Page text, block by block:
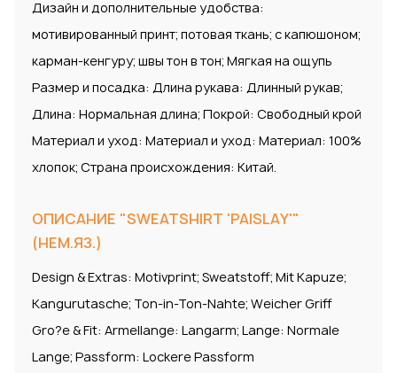
Дизайн и дополнительные удобства:
мотивированный принт; потовая ткань; с капюшоном;
карман-кенгуру; швы тон в тон; Мягкая на ощупь
Размер и посадка: Длина рукава: Длинный рукав;
Длина: Нормальная длина; Покрой: Свободный крой
Материал и уход: Материал и уход: Материал: 100%
хлопок; Страна происхождения: Китай.
ОПИСАНИЕ "SWEATSHIRT 'PAISLAY'"
(НЕМ.ЯЗ.)
Design & Extras: Motivprint; Sweatstoff; Mit Kapuze;
Kangurutasche; Ton-in-Ton-Nahte; Weicher Griff
Gro?e & Fit: Armellange: Langarm; Lange: Normale
Lange; Passform: Lockere Passform